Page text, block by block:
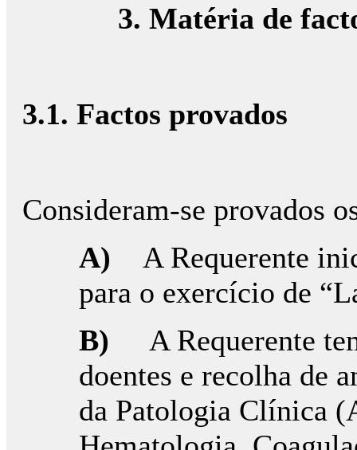
3. Matéria de
3.1. Factos provados
Consideram-se provados
A) A Requerente
para o exercício de
B) A Requerente
doentes e recolha de
da Patologia Clínica